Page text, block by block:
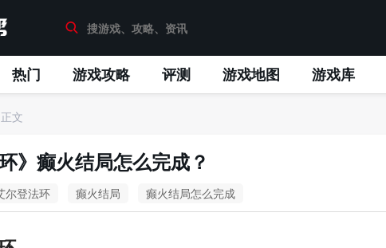
热门 游戏攻略 评测 游戏地图 游戏库
正文
》癫火结局怎么完成？
尔登法环 癫火结局 癫火结局怎么完成